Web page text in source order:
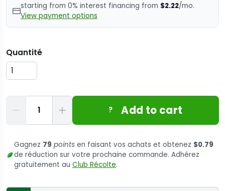
starting from 0% interest financing from $2.22/mo.
View payment options
Quantité
? Add to cart
Gagnez 79 points en faisant vos achats et obtenez $0.79
de réduction sur votre prochaine commande. Adhérez
gratuitement au Club Récolte.